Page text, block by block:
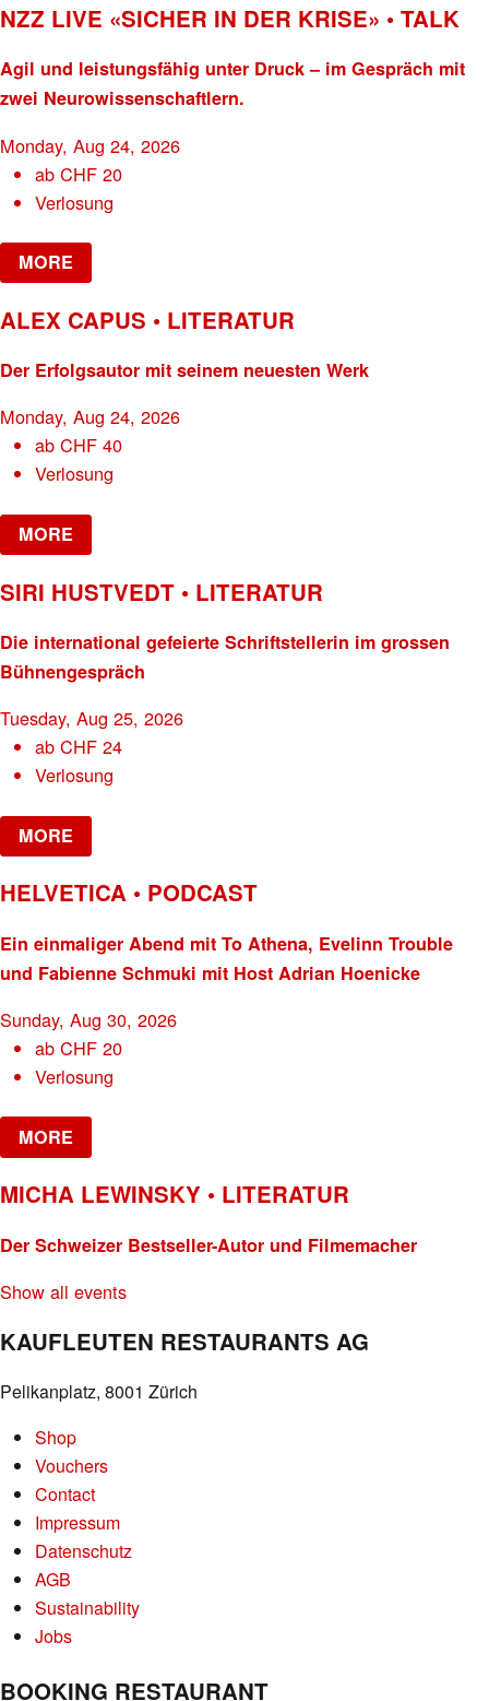
NZZ LIVE «SICHER IN DER KRISE» • TALK
Agil und leistungsfähig unter Druck – im Gespräch mit
zwei Neurowissenschaftlern.
Monday, Aug 24, 2026
abCHF 20
Verlosung
MORE
ALEX CAPUS • LITERATUR
Der Erfolgsautor mit seinem neuesten Werk
Monday, Aug 24, 2026
abCHF 40
Verlosung
MORE
SIRI HUSTVEDT • LITERATUR
Die international gefeierte Schriftstellerin im grossen
Bühnengespräch
Tuesday, Aug 25, 2026
abCHF 24
Verlosung
MORE
HELVETICA • PODCAST
Ein einmaliger Abend mit To Athena, Evelinn Trouble
und Fabienne Schmuki mit Host Adrian Hoenicke
Sunday, Aug 30, 2026
abCHF 20
Verlosung
MORE
MICHA LEWINSKY • LITERATUR
Der Schweizer Bestseller-Autor und Filmemacher
Show all events
KAUFLEUTEN RESTAURANTS AG
Pelikanplatz, 8001 Zürich
Shop
Vouchers
Contact
Impressum
Datenschutz
AGB
Sustainability
Jobs
BOOKING RESTAURANT